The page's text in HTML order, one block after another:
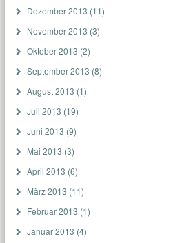
Dezember 2013 (11)
November 2013 (3)
Oktober 2013 (2)
September 2013 (8)
August 2013 (1)
Juli 2013 (19)
Juni 2013 (9)
Mai 2013 (3)
April 2013 (6)
März 2013 (11)
Februar 2013 (1)
Januar 2013 (4)